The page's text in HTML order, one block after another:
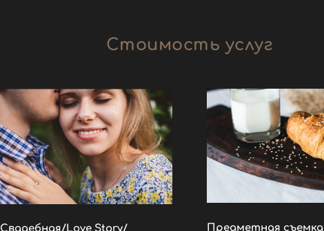
Стоимость услуг
Свадебная/Lovе Story/
Предметная съемка